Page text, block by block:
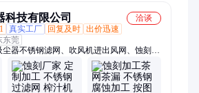
科技有限公司
洽谈
真实工厂 回复及时 出价迅速
东莞
器不锈钢滤网、吹风机进出风网、蚀刻加
、精密蚀刻、均温板、喇叭网、音箱网、金
、汽车喇叭网、汽车门槛条